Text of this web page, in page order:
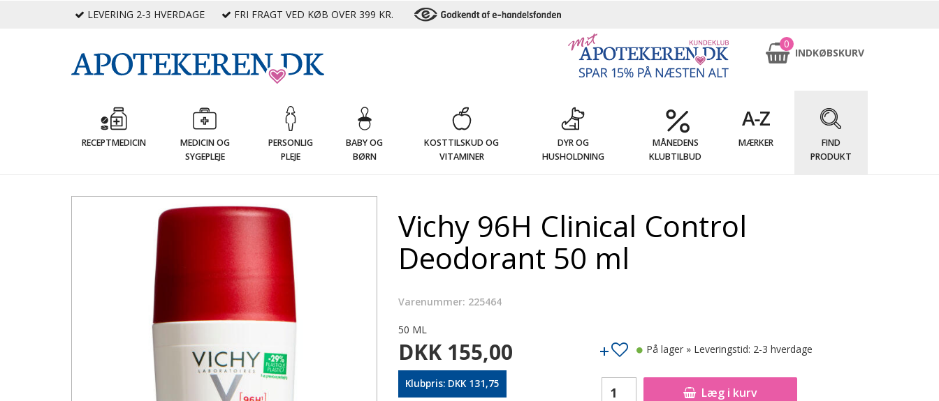
LEVERING 2-3 HVERDAGE FRI FRAGT VED KØB OVER 399 KR.
0
INDKØBSKURV
RECEPTMEDICIN
MEDICIN OG
SYGEPLEJE
PERSONLIG
PLEJE
BABY OG
BØRN
KOSTTILSKUD OG
VITAMINER
DYR OG
HUSHOLDNING
MÅNEDENS
KLUBTILBUD
MÆRKER
FIND
PRODUKT
Vichy 96H Clinical Control
Deodorant 50 ml
Varenummer: 225464
50 ML
DKK 155,00
Klubpris: DKK 131,75
Læg i kurv
På lager » Leveringstid: 2-3 hverdage